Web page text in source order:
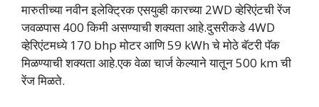
मारुतीच्या नवीन इलेक्ट्रिक एसयुव्ही कारच्या 2WD व्हेरिएंटची रेंज
जवळपास 400 किमी असण्याची शक्यता आहे.दुसरीकडे 4WD
व्हेरिएंटमध्ये 170 bhp मोटर आणि 59 kWh चे मोठे बॅटरी पॅक
मिळण्याची शक्यता आहे.एक वेळा चार्ज केल्याने यातून 500 km ची
रेंज मिळते.